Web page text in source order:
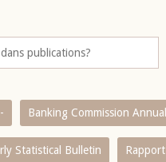
Banking Commission
Statistical Bulletin